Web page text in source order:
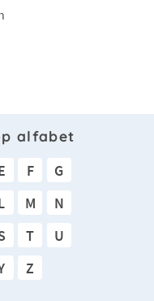
alfabet
F
G
M
N
T
U
Z